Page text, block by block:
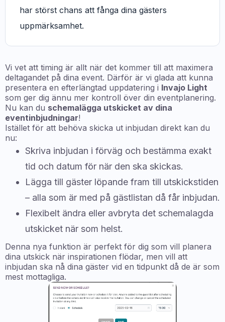
har störst chans att fånga dina gästers
uppmärksamhet.
Vi vet att timing är allt när det kommer till att maximera
deltagandet på dina event. Därför är vi glada att kunna
presentera en efterlängtad uppdatering i Invajo Light
som ger dig ännu mer kontroll över din eventplanering.
Nu kan du schemalägga utskicket av dina
eventinbjudningar!
Istället för att behöva skicka ut inbjudan direkt kan du
nu:
Skriva inbjudan i förväg och bestämma exakt
tid och datum för när den ska skickas.
Lägga till gäster löpande fram till utskickstiden
– alla som är med på gästlistan då får inbjudan.
Flexibelt ändra eller avbryta det schemalagda
utskicket när som helst.
Denna nya funktion är perfekt för dig som vill planera
dina utskick när inspirationen flödar, men vill att
inbjudan ska nå dina gäster vid en tidpunkt då de är som
mest mottagliga.